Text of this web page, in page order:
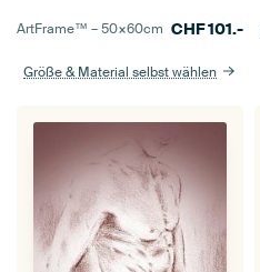
ArtFrame™ –50×60cm CHF101.-
Größe & Material selbst wählen